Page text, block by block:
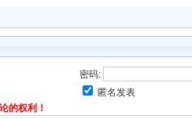
密码:
匿名发表
的权利！